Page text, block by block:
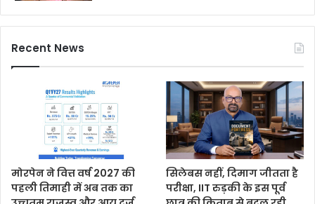
Recent News
मोरपेन ने वित्त वर्ष 2027 की
पहली तिमाही में अब तक का
सिलेबस नहीं, दिमाग जीतता है
परीक्षा, IIT रुड़की के इस पूर्व